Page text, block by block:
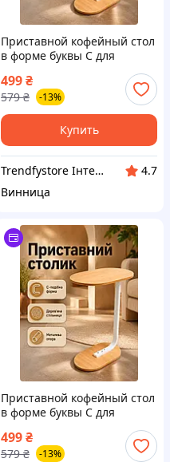
Приставной кофейный стол
в форме буквы C для
дивана и ноутбука 40×30×60
см из ДСП и металла
499₴
579 ₴ -13%
Купить
Trendfystore Інтерент магазин
4.7
Винница
Приставной кофейный стол
в форме буквы C для
дивана и ноутбука 40×30×60
см из ДСП и металла
499₴
579 ₴ -13%